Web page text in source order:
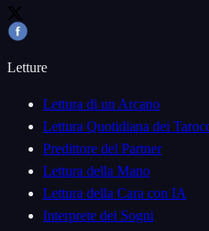
Letture
Lettura di un Arcano
Lettura Quotidiana dei
Predittore del Partner
Lettura della Mano
Lettura della Cara con IA
Interprete dei Sogni